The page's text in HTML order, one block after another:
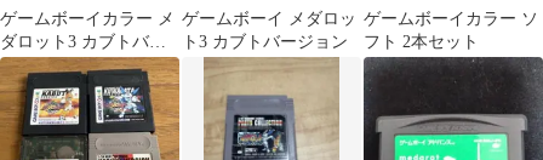
ゲームボーイカラー メ
ダロット3 カブトバー
ジョン
ゲームボーイ メダロッ
ト3 カブトバージョン
ゲームボーイカラー ソ
フト 2本セット